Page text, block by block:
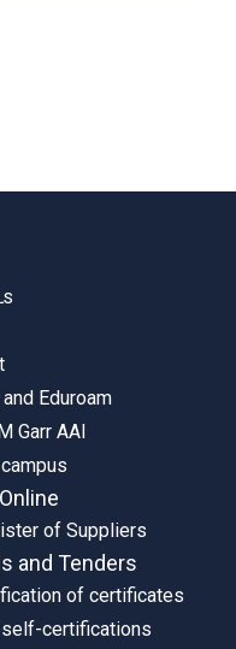
Eduroam
Garr AAI
of Suppliers
and Tenders
of certificates
self-certifications